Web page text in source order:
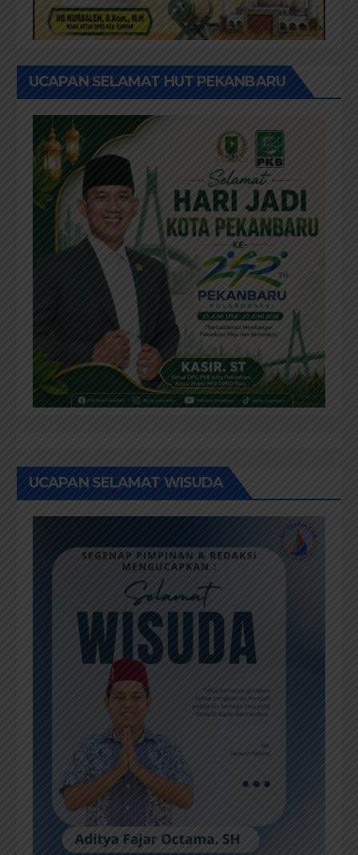
UCAPAN SELAMAT HUT PEKANBARU
UCAPAN SELAMAT WISUDA